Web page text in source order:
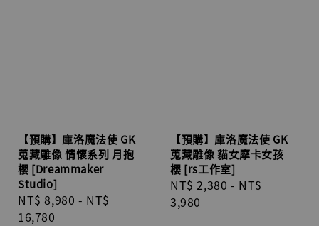
【預購】庫洛魔法使 GK
蒐藏雕像 情懷系列 月抱
櫻 [Dreammaker
Studio]
Regular
price
NT$ 8,980 - NT$
16,780
【預購】庫洛魔法使 GK
蒐藏雕像 貓女摩卡女孩
櫻 [rs工作室]
Regular
price
NT$ 2,380 - NT$
3,980